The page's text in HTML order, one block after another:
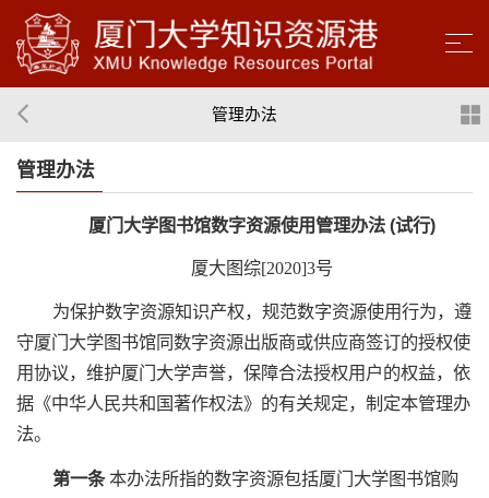
管理办法
管理办法
厦门大学图书馆数字资源使用管理办法 (试行)
厦大图综[2020]3号
为保护数字资源知识产权，规范数字资源使用行为，遵
守厦门大学图书馆同数字资源出版商或供应商签订的授权使
用协议，维护厦门大学声誉，保障合法授权用户的权益，依
据《中华人民共和国著作权法》的有关规定，制定本管理办
法。
第一条本办法所指的数字资源包括厦门大学图书馆购